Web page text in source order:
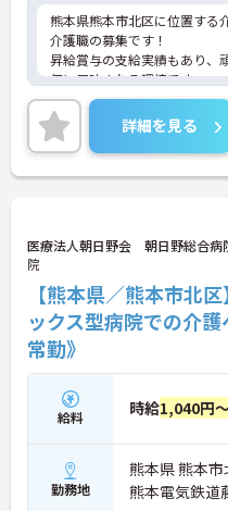
熊本県熊本市北区に位置する
介護職の募集です！
昇給賞与の支給実績もあり、
価に反映される環境です。
ご興味ある方には、面接対策
詳細をお話しいたしますので
い！
詳細を見る
医療法人朝日野会 朝日野総合病
院
【熊本県／熊本市北
ックス型病院での介
常勤》
給料 時給1,040円
勤務地
熊本県 熊本
熊本電気鉄道